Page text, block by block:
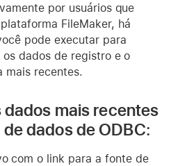
por usuários que
FileMaker, há
pode executar para
dados de registro e o
mais recentes.
dados mais recentes
dados de ODBC:
com o link para a fonte de